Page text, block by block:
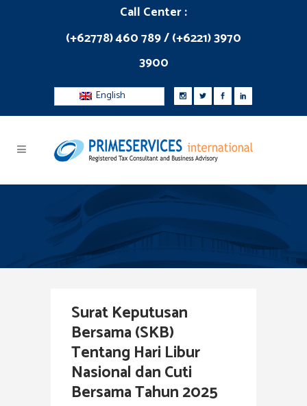
Call Center :
(+62778) 460 789 / (+6221) 3970
3900
English
Surat Keputusan
Bersama (SKB)
Tentang Hari Libur
Nasional dan Cuti
Bersama Tahun 2025